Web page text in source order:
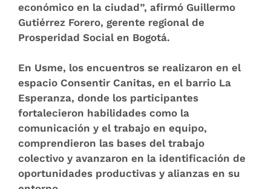
económico en la ciudad”, afirmó Guillermo
Gutiérrez Forero, gerente regional de
Prosperidad Social en Bogotá.
En Usme, los encuentros se realizaron en el
espacio Consentir Canitas, en el barrio La
Esperanza, donde los participantes
fortalecieron habilidades como la
comunicación y el trabajo en equipo,
comprendieron las bases del trabajo
colectivo y avanzaron en la identificación de
oportunidades productivas y alianzas en su